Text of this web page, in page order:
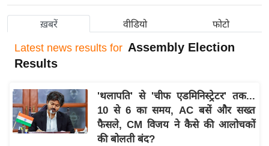
ष्ट्री
अं
त
ष्ट्री
य
बि
ख़बरें वीडियो फोटो
Latest news results for Assembly Election
Results
'थलापति' से 'चीफ एडमिनिस्ट्रेटर' तक...
10 से 6 का समय, AC बसें और सख्त
फैसले, CM विजय ने कैसे की आलोचकों
की बोलती बंद?